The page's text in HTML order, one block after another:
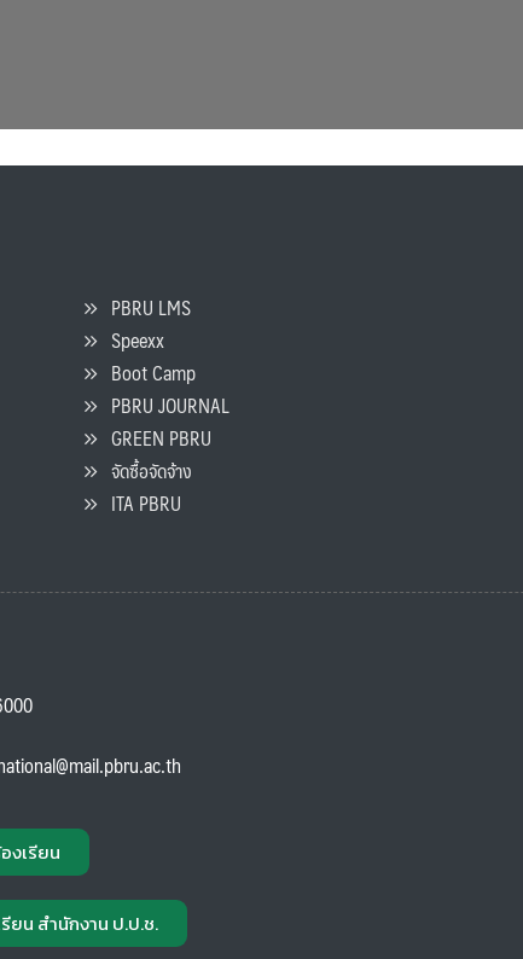
PBRU LMS
Speexx
Boot Camp
PBRU JOURNAL
GREEN PBRU
จัดซื้อจัดจ้าง
ITA PBRU
งเรียน
ยน สำนักงาน ป.ป.ช.